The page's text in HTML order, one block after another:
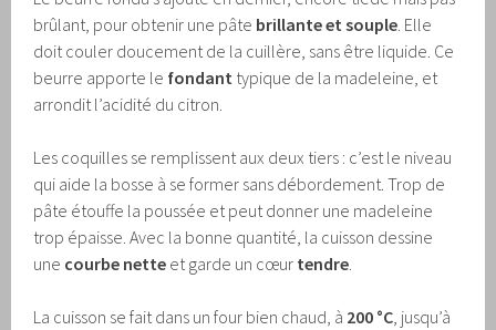
brûlant, pour obtenir une pâte brillante et souple. Elle
doit couler doucement de la cuillère, sans être liquide. Ce
beurre apporte le fondant typique de la madeleine, et
arrondit l’acidité du citron.
Les coquilles se remplissent aux deux tiers : c’est le niveau
qui aide la bosse à se former sans débordement. Trop de
pâte étouffe la poussée et peut donner une madeleine
trop épaisse. Avec la bonne quantité, la cuisson dessine
une courbe nette et garde un cœur tendre.
La cuisson se fait dans un four bien chaud, à 200 °C, jusqu’à